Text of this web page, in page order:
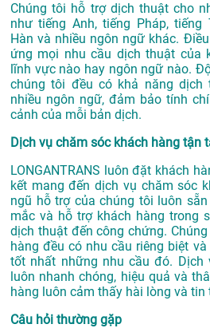
Chúng tôi hỗ trợ dịch thuật cho
như tiếng Anh, tiếng Pháp, tiếng
Hàn và nhiều ngôn ngữ khác.
ứng mọi nhu cầu dịch thuật của
lĩnh vực nào hay ngôn ngữ nào.
chúng tôi đều có khả năng dịch
nhiều ngôn ngữ, đảm bảo tính
cảnh của mỗi bản dịch.
Dịch vụ chăm sóc khách hàng tận
LONGANTRANS luôn đặt khách
kết mang đến dịch vụ chăm sóc
ngũ hỗ trợ của chúng tôi luôn
mắc và hỗ trợ khách hàng trong
dịch thuật đến công chứng.
hàng đều có nhu cầu riêng biệt
tốt nhất những nhu cầu đó. Dịch
luôn nhanh chóng, hiệu quả và
hàng luôn cảm thấy hài lòng và tin
Câu hỏi thường gặp